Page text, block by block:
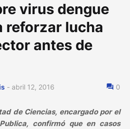
virus dengue
reforzar lucha
antes de
- abril 12, 2016 0
de Ciencias, encargado por el
confirmó que en casos